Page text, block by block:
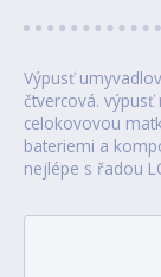
Výpusť
čtvercová.
celokovovou
bateriemi a
nejlépe s řadou